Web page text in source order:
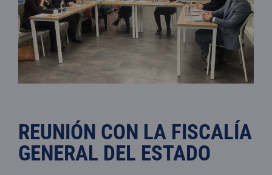
REUNIÓN CON LA FISCALÍA
GENERAL DEL ESTADO